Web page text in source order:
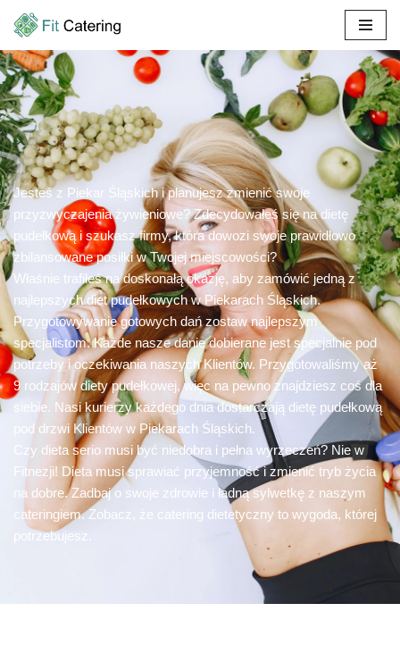
Przejdź
do
treści
Jesteś z Piekar Śląskich i planujesz zmienić swoje
przyzwyczajenia żywieniowe? Zdecydowałeś się na dietę
pudełkową i szukasz firmy, która dowozi swoje prawidłowo
zbilansowane posiłki w Twojej miejscowości?
Właśnie trafiłeś na doskonałą okazję, aby zamówić jedną z
najlepszych diet pudełkowych w Piekarach Śląskich.
Przygotowywanie gotowych dań zostaw najlepszym
specjalistom. Każde nasze danie dobierane jest specjalnie pod
potrzeby i oczekiwania naszych Klientów. Przygotowaliśmy aż
9 rodzajów diety pudełkowej, więc na pewno znajdziesz coś dla
siebie. Nasi kurierzy każdego dnia dostarczają dietę pudełkową
pod drzwi Klientów w Piekarach Śląskich.
Czy dieta serio musi być niedobra i pełna wyrzeczeń? Nie w
Fitnezji! Dieta musi sprawiać przyjemność i zmienić tryb życia
na dobre. Zadbaj o swoje zdrowie i ładną sylwetkę z naszym
cateringiem. Zobacz, że catering dietetyczny to wygoda, której
potrzebujesz.